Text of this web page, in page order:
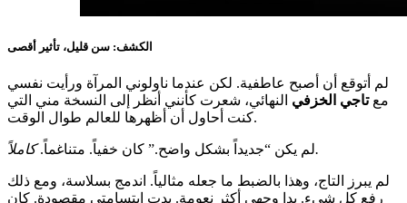
الكشف: سن قليل، تأثير أقصى
لم أتوقع أن أصبح عاطفية. لكن عندما ناولوني المرآة ورأيت نفسي
معتاجي الخزفي النهائي، شعرت كأنني أنظر إلى النسخة مني التي
كنت أحاول أن أظهرها للعالم طوال الوقت.
لم يكن “جديداً بشكل واضح.” كان خفياً. متناغماً.كاملاً.
لم يبرز التاج، وهذا بالضبط ما جعله مثالياً. اندمج بسلاسة، ومع ذلك
رفع كل شيء. بدا وجهي أكثر نعومة. بدت ابتسامتي مقصودة. كان